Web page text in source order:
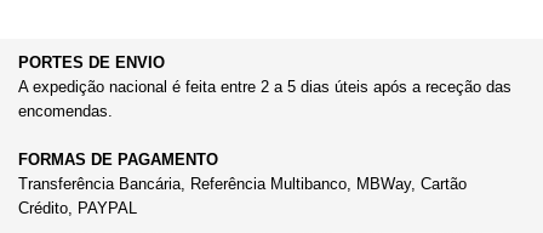
PORTES DE ENVIO
A expedição nacional é feita entre 2 a 5 dias úteis após a receção das
encomendas.
FORMAS DE PAGAMENTO
Transferência Bancária, Referência Multibanco, MBWay, Cartão
Crédito, PAYPAL